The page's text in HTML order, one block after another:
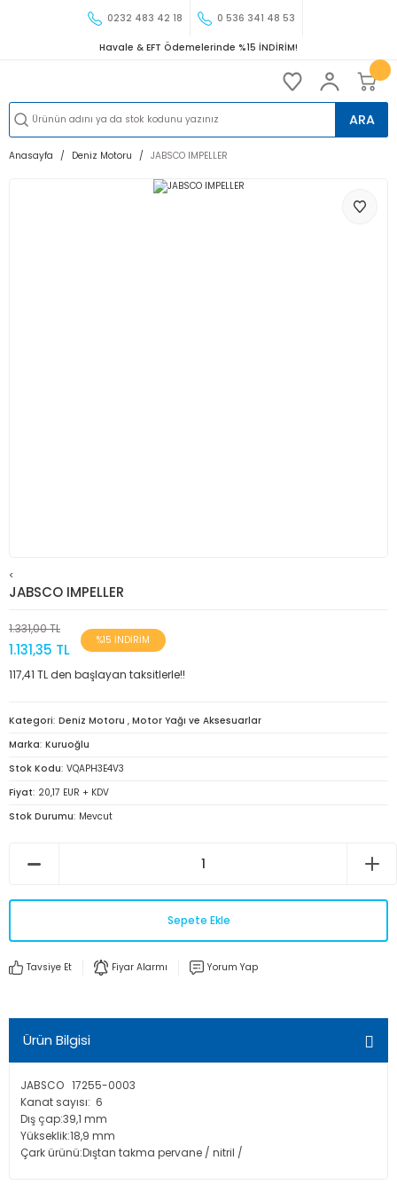
0232 483 42 18 0 536 341 48 53
Havale & EFT Ödemelerinde %15 İNDİRİM!
ARA
Anasayfa Deniz Motoru JABSCO IMPELLER
<
JABSCO IMPELLER
1.331,00 TL
1.131,35 TL
%15 İNDİRİM
117,41 TL den başlayan taksitlerle!!
Kategori Deniz Motoru , Motor Yağı ve Aksesuarlar
Marka Kuruoğlu
Stok Kodu VQAPH3E4V3
Fiyat 20,17 EUR + KDV
Stok Durumu Mevcut
Sepete Ekle
Tavsiye Et Fiyar Alarmı Yorum Yap
Ürün Bilgisi
JABSCO 17255-0003
Kanat sayısı: 6
Dış çap:39,1 mm
Yükseklik:18,9 mm
Çark ürünü:Dıştan takma pervane / nitril /